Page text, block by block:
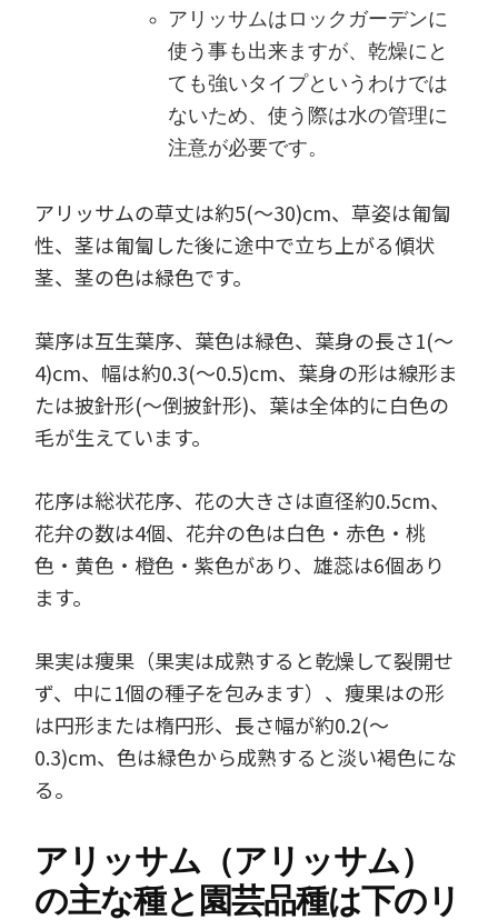
アリッサムはロックガーデンに
使う事も出来ますが、乾燥にと
ても強いタイプというわけでは
ないため、使う際は水の管理に
注意が必要です。
アリッサムの草丈は約5(～30)cm、草姿は匍匐
性、茎は匍匐した後に途中で立ち上がる傾状
茎、茎の色は緑色です。
葉序は互生葉序、葉色は緑色、葉身の長さ1(～
4)cm、幅は約0.3(～0.5)cm、葉身の形は線形ま
たは披針形(～倒披針形)、葉は全体的に白色の
毛が生えています。
花序は総状花序、花の大きさは直径約0.5cm、
花弁の数は4個、花弁の色は白色・赤色・桃
色・黄色・橙色・紫色があり、雄蕊は6個あり
ます。
果実は痩果（果実は成熟すると乾燥して裂開せ
ず、中に1個の種子を包みます）、痩果はの形
は円形または楕円形、長さ幅が約0.2(～
0.3)cm、色は緑色から成熟すると淡い褐色にな
る。
アリッサム（アリッサム）
の主な種と園芸品種は下のリ